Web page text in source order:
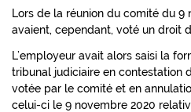
Lors de la réunion du comité du 9
avaient, cependant, voté un droit
L’employeur avait alors saisi la
tribunal judiciaire en contestation
votée par le comité et en
celui-ci le 9 novembre 2020